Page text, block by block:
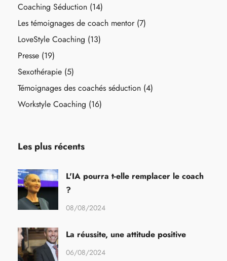
Coaching Séduction (14)
Les témoignages de coach mentor(7)
LoveStyle Coaching (13)
Presse (19)
Sexothérapie (5)
Témoignages des coachés séduction (4)
Workstyle Coaching (16)
Les plus récents
L'IA pourra t-elle remplacer le coach
?
08/08/2024
La réussite, une attitude positive
06/08/2024